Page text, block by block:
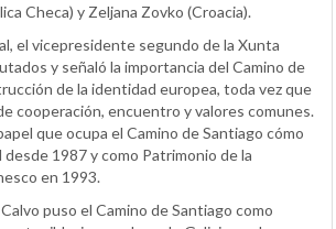
Checa) y Zeljana Zovko (Croacia).
el vicepresidente segundo de la Xunta
y señaló la importancia del Camino de
de la identidad europea, toda vez que
cooperación, encuentro y valores comunes.
que ocupa el Camino de Santiago cómo
1987 y como Patrimonio de la
en 1993.
puso el Camino de Santiago como